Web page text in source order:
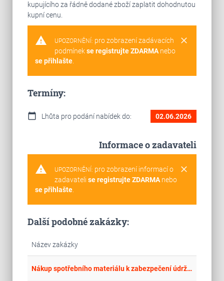
kupujícího za řádně dodané zboží zaplatit dohodnutou
kupní cenu.
warning clear
UPOZORNĚNÍ: pro zobrazení zadávacích
podmínekse registrujte ZDARMAnebo
se přihlašte.
Termíny:
calendar_today Lhůta pro podání nabídek do: 02.06.2026
Informace o zadavateli
warning clear
UPOZORNĚNÍ: pro zobrazení informací o
zadavateli se registrujte ZDARMAnebo
se přihlašte.
Další podobné zakázky:
Název zakázky
Nákup spotřebního materiálu k zabezpečení údržeb a oprav